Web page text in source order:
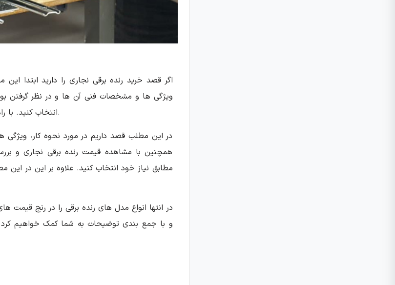
اگر قصد خرید رنده برقی نجاری را دارید ابتدا
انتخاب کنید. با راهنمای خرید رنده برقی نجاری در این مطلب همراه وودیانو باشید.
در این مطلب قصد داریم در مورد نحوه کار،
همچنین با مشاهده قیمت رنده برقی نجاری و
مطابق نیاز خود انتخاب کنید. علاوه بر این در
در انتها انواع مدل های رنده برقی را در رنج
و با جمع بندی توضیحات به شما کمک خواهیم کرد